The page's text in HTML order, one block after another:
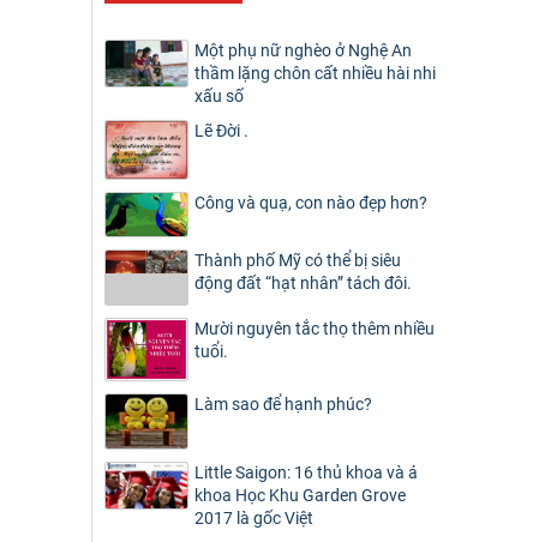
Một phụ nữ nghèo ở Nghệ An
thầm lặng chôn cất nhiều hài nhi
xấu số
Lẽ Đời .
Công và quạ, con nào đẹp hơn?
Thành phố Mỹ có thể bị siêu
động đất “hạt nhân” tách đôi.
Mười nguyên tắc thọ thêm nhiều
tuổi.
Làm sao để hạnh phúc?
Little Saigon: 16 thủ khoa và á
khoa Học Khu Garden Grove
2017 là gốc Việt